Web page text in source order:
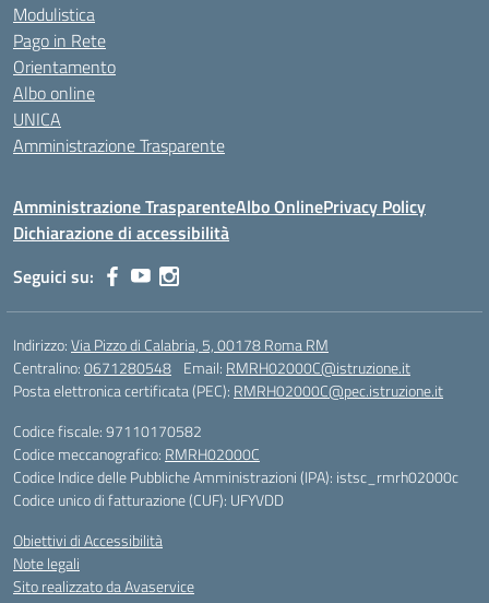
Modulistica
Pago in Rete
Orientamento
Albo online
UNICA
Amministrazione Trasparente
Amministrazione TrasparenteAlbo OnlinePrivacy Policy
Dichiarazione di accessibilità
Seguici su:
Indirizzo:Via Pizzo di Calabria, 5, 00178 Roma RM
Centralino:0671280548 Email: RMRH02000C@istruzione.it
Posta elettronica certificata (PEC): RMRH02000C@pec.istruzione.it
Codice fiscale: 97110170582
Codice meccanografico: RMRH02000C
Codice Indice delle Pubbliche Amministrazioni (IPA): istsc_rmrh02000c
Codice unico di fatturazione (CUF): UFYVDD
Obiettivi di Accessibilità
Note legali
Sito realizzato da Avaservice